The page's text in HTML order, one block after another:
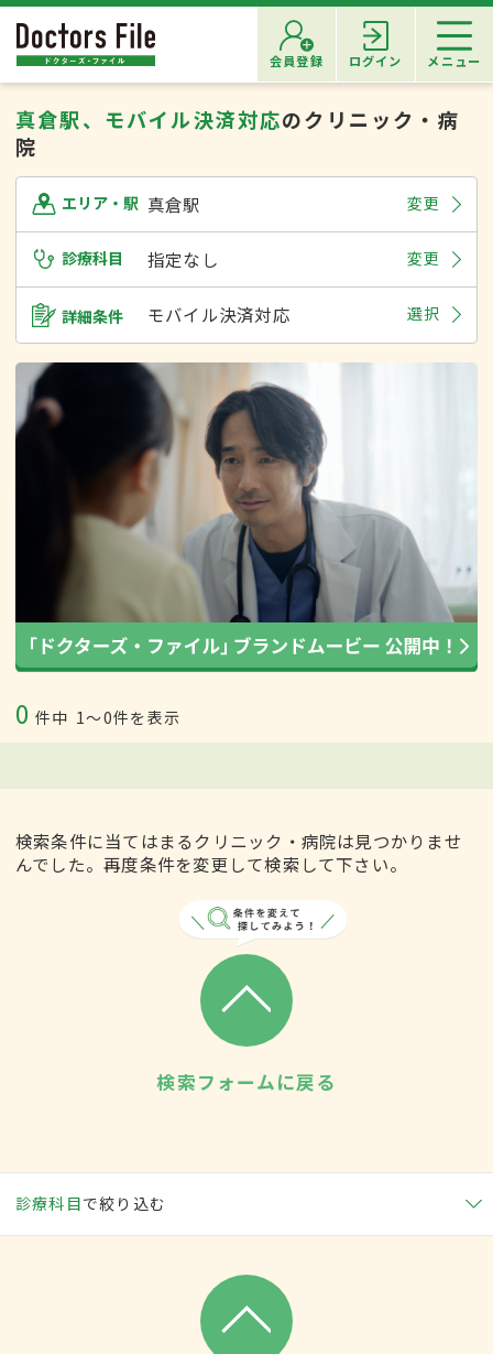
会員登録 ログイン メニュー
真倉駅、モバイル決済対応のクリニック・病
院
エリア・駅 真倉駅 変更
診療科目 指定なし 変更
詳細条件 モバイル決済対応 選択
0 件中 1〜0件を表示
検索条件に当てはまるクリニック・病院は見つかりませ
んでした。再度条件を変更して検索して下さい。
検索フォームに戻る
診療科目で絞り込む